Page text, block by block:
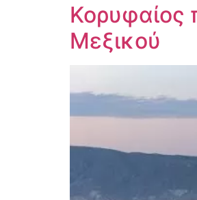
Κορυφαίος
Μεξικού